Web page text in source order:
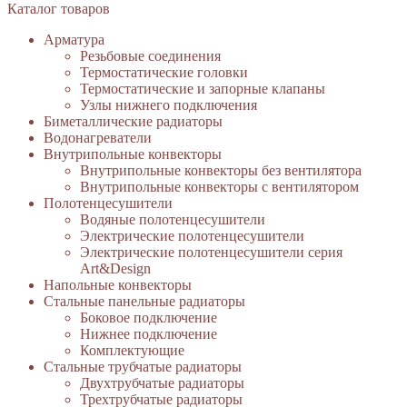
Каталог товаров
Арматура
Резьбовые соединения
Термостатические головки
Термостатические и запорные клапаны
Узлы нижнего подключения
Биметаллические радиаторы
Водонагреватели
Внутрипольные конвекторы
Внутрипольные конвекторы без вентилятора
Внутрипольные конвекторы с вентилятором
Полотенцесушители
Водяные полотенцесушители
Электрические полотенцесушители
Электрические полотенцесушители серия
Art&Design
Напольные конвекторы
Стальные панельные радиаторы
Боковое подключение
Нижнее подключение
Комплектующие
Стальные трубчатые радиаторы
Двухтрубчатые радиаторы
Трехтрубчатые радиаторы